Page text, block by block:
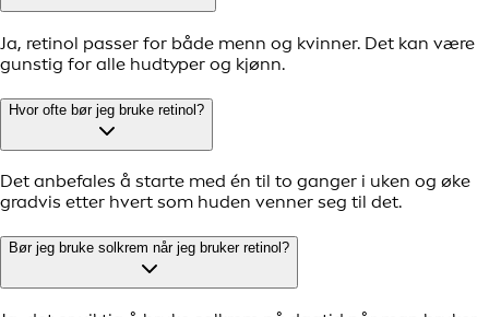
Ja, retinol passer for både menn og kvinner. Det kan være
gunstig for alle hudtyper og kjønn.
Hvor ofte bør jeg bruke retinol?
Det anbefales å starte med én til to ganger i uken og øke
gradvis etter hvert som huden venner seg til det.
Bør jeg bruke solkrem når jeg bruker retinol?